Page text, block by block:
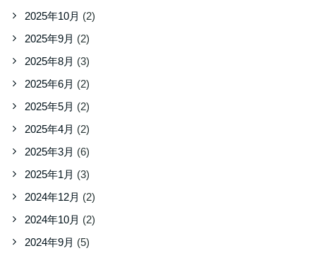
2025年10月 (2)
2025年9月 (2)
2025年8月 (3)
2025年6月 (2)
2025年5月 (2)
2025年4月 (2)
2025年3月 (6)
2025年1月 (3)
2024年12月 (2)
2024年10月 (2)
2024年9月 (5)